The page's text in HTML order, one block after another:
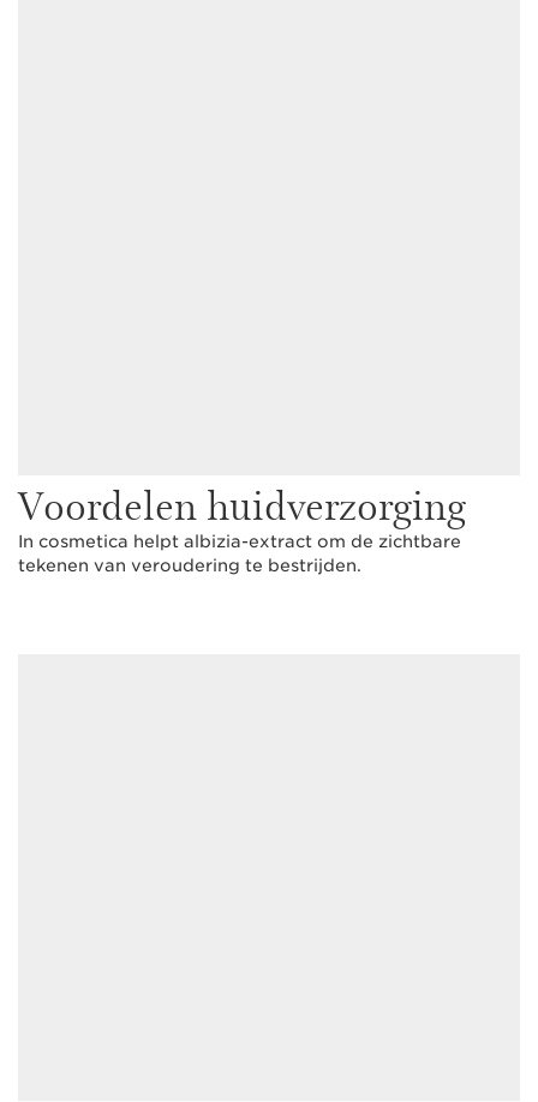
Voordelen huidverzorging
In cosmetica helpt albizia-extract om de zichtbare
tekenen van veroudering te bestrijden.